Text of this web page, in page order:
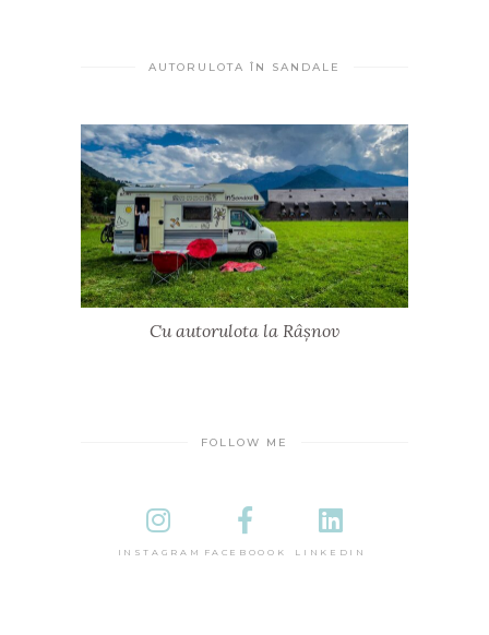
AUTORULOTA ÎN SANDALE
Cu autorulota la Râșnov
FOLLOW ME
INSTAGRAM FACEBOOOK LINKEDIN